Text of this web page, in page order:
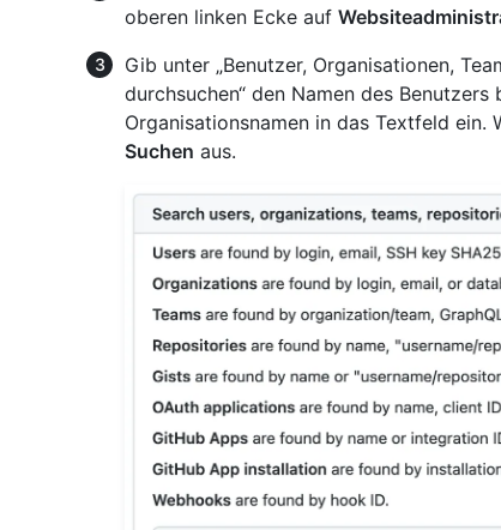
oberen linken Ecke auf
Gib unter „Benutzer, Organisationen,
durchsuchen“ den Namen des
Organisationsnamen in das Textfeld ein.
Suchen aus.